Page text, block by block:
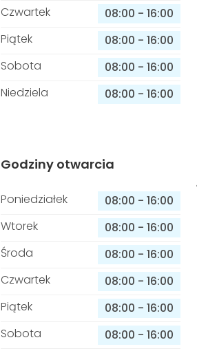
Czwartek
08:00 - 16:00
Piątek
08:00 - 16:00
Sobota
08:00 - 16:00
Niedziela
08:00 - 16:00
Godziny otwarcia
Poniedziałek 08:00 - 16:00
Wtorek
08:00 - 16:00
Środa
08:00 - 16:00
Czwartek
08:00 - 16:00
Piątek
08:00 - 16:00
Sobota
08:00 - 16:00